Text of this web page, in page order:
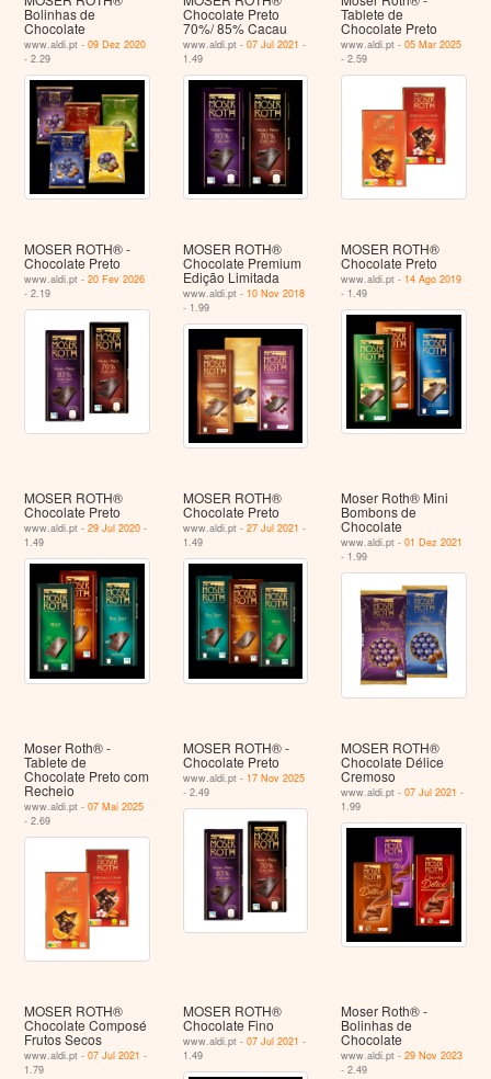
Bolinhas de
Chocolate
www.aldi.pt -09 Dez 2020
- 2.29
Chocolate Preto
70%/ 85% Cacau
www.aldi.pt - 07 Jul 2021 -
1.49
Tablete de
Chocolate Preto
www.aldi.pt -05 Mar 2025
- 2.59
MOSER ROTH® -
Chocolate Preto
www.aldi.pt -20 Fev 2026
- 2.19
MOSER ROTH®
Chocolate Premium
Edição Limitada
www.aldi.pt - 10 Nov 2018
- 1.99
MOSER ROTH®
Chocolate Preto
www.aldi.pt - 14 Ago 2019
- 1.49
MOSER ROTH®
Chocolate Preto
www.aldi.pt -29 Jul 2020 -
1.49
MOSER ROTH®
Chocolate Preto
www.aldi.pt - 27 Jul 2021 -
1.49
Moser Roth® Mini
Bombons de
Chocolate
www.aldi.pt -01 Dez 2021
- 1.99
Moser Roth® -
Tablete de
Chocolate Preto com
Recheio
www.aldi.pt -07 Mai 2025
- 2.69
MOSER ROTH® -
Chocolate Preto
www.aldi.pt - 17 Nov 2025
- 2.49
MOSER ROTH®
Chocolate Délice
Cremoso
www.aldi.pt -07 Jul 2021 -
1.99
MOSER ROTH®
Chocolate Composé
Frutos Secos
www.aldi.pt -07 Jul 2021 -
1.79
MOSER ROTH®
Chocolate Fino
www.aldi.pt - 07 Jul 2021 -
1.49
Moser Roth® -
Bolinhas de
Chocolate
www.aldi.pt -29 Nov 2023
- 2.49